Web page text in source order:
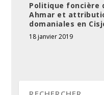
Politique foncière
Ahmar et
domaniales en
18 janvier 2019